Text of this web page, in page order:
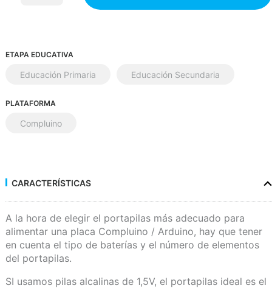
ETAPA EDUCATIVA
Educación Primaria Educación Secundaria
PLATAFORMA
Compluino
CARACTERÍSTICAS
A la hora de elegir el portapilas más adecuado para
alimentar una placa Compluino / Arduino, hay que tener
en cuenta el tipo de baterías y el número de elementos
del portapilas.
SI usamos pilas alcalinas de 1,5V, el portapilas ideal es el